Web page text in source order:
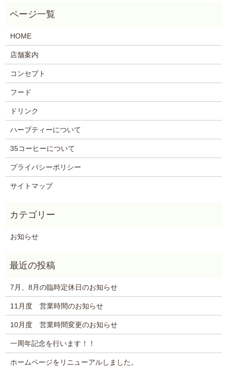
HOME
店舗案内
コンセプト
フード
ドリンク
ハーブティーについて
35コーヒーについて
プライバシーポリシー
サイトマップ
お知らせ
7月、8月の臨時定休日のお知らせ
11月度 営業時間のお知らせ
10月度 営業時間変更のお知らせ
一周年記念を行います！！
ホームページをリニューアルしました。